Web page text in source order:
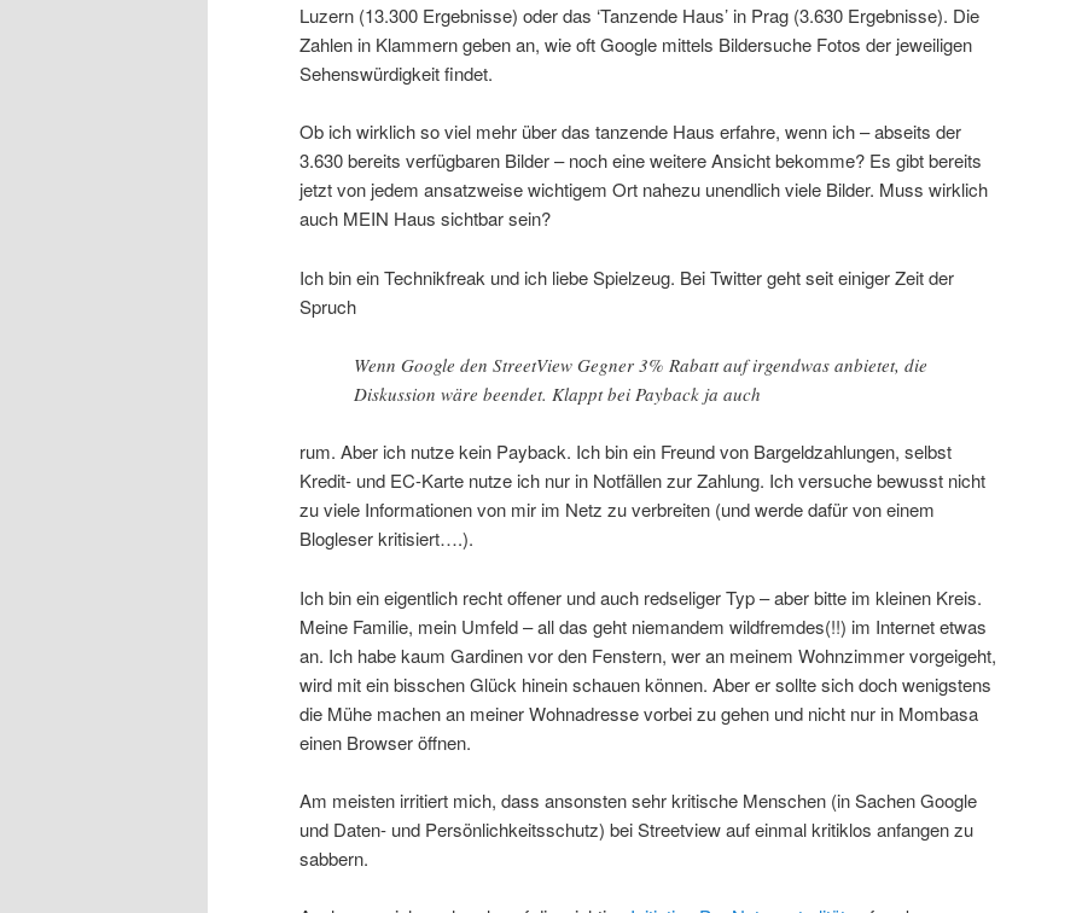
Luzern (13.300 Ergebnisse) oder das ‘Tanzende Haus’ in Prag (3.630 Ergebnisse). Die
Zahlen in Klammern geben an, wie oft Google mittels Bildersuche Fotos der jeweiligen
Sehenswürdigkeit findet.
Ob ich wirklich so viel mehr über das tanzende Haus erfahre, wenn ich – abseits der
3.630 bereits verfügbaren Bilder – noch eine weitere Ansicht bekomme? Es gibt bereits
jetzt von jedem ansatzweise wichtigem Ort nahezu unendlich viele Bilder. Muss wirklich
auch MEIN Haus sichtbar sein?
Ich bin ein Technikfreak und ich liebe Spielzeug. Bei Twitter geht seit einiger Zeit der
Spruch
Wenn Google den StreetView Gegner 3% Rabatt auf irgendwas anbietet, die
Diskussion wäre beendet. Klappt bei Payback ja auch
rum. Aber ich nutze kein Payback. Ich bin ein Freund von Bargeldzahlungen, selbst
Kredit- und EC-Karte nutze ich nur in Notfällen zur Zahlung. Ich versuche bewusst nicht
zu viele Informationen von mir im Netz zu verbreiten (und werde dafür von einem
Blogleser kritisiert….).
Ich bin ein eigentlich recht offener und auch redseliger Typ – aber bitte im kleinen Kreis.
Meine Familie, mein Umfeld – all das geht niemandem wildfremdes(!!) im Internet etwas
an. Ich habe kaum Gardinen vor den Fenstern, wer an meinem Wohnzimmer vorgeigeht,
wird mit ein bisschen Glück hinein schauen können. Aber er sollte sich doch wenigstens
die Mühe machen an meiner Wohnadresse vorbei zu gehen und nicht nur in Mombasa
einen Browser öffnen.
Am meisten irritiert mich, dass ansonsten sehr kritische Menschen (in Sachen Google
und Daten- und Persönlichkeitsschutz) bei Streetview auf einmal kritiklos anfangen zu
sabbern.